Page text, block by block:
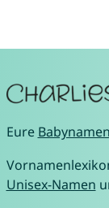
Eure
Unisex-Namen